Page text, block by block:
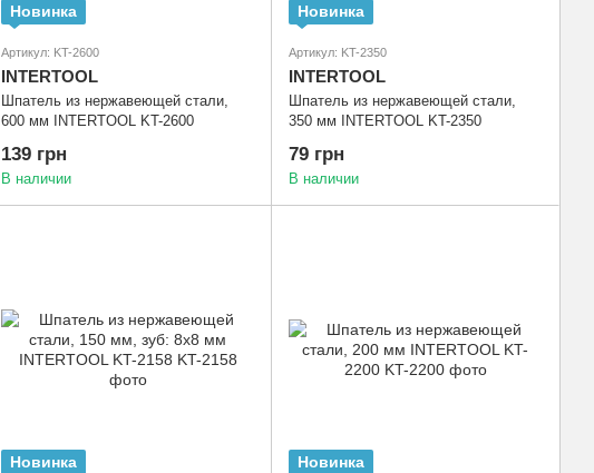
Новинка
Артикул: KT-2600
INTERTOOL
Шпатель из нержавеющей стали,
600 мм INTERTOOL KT-2600
139 грн
В наличии
Новинка
Артикул: KT-2350
INTERTOOL
Шпатель из нержавеющей стали,
350 мм INTERTOOL KT-2350
79 грн
В наличии
Новинка Новинка